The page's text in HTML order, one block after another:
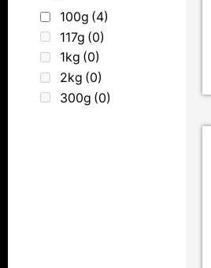
100g (4)
117g (0)
1kg (0)
2kg (0)
300g (0)